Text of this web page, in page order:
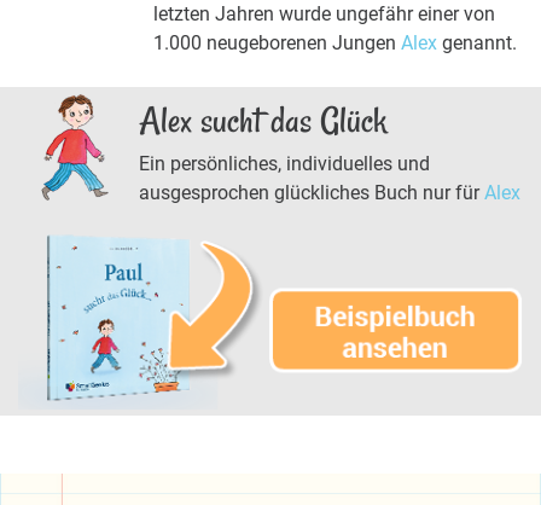
letzten Jahren wurde ungefähr einer von
1.000 neugeborenen Jungen Alex genannt.
Alex sucht das Glück
Ein persönliches, individuelles und
ausgesprochen glückliches Buch nur fürAlex